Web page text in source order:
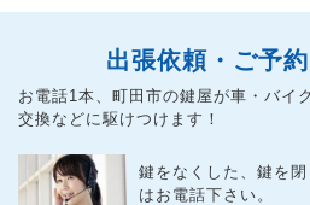
出張依頼・ご予
お電話1本、町田市の鍵屋が車・バイ
交換などに駆けつけます！
鍵をなくした、鍵を
はお電話下さい。